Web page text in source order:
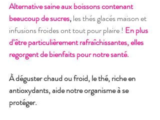
Alternative saine aux boissons contenant
beaucoup de sucres, les thés glacés maison et
infusions froides ont tout pour plaire ! En plus
d’être particulièrement rafraîchissantes, elles
regorgent de bienfaits pour notre santé.
À déguster chaud ou froid, le thé, riche en
antioxydants, aide notre organisme à se
protéger.